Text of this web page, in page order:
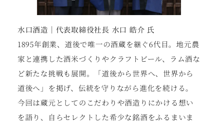
水口酒造｜代表取締役社長 水口 皓介 氏
1895年創業、道後で唯一の酒蔵を継ぐ6代目。地元農
家と連携した酒米づくりやクラフトビール、ラム酒な
ど新たな挑戦も展開。「道後から世界へ、世界から
道後へ」を掲げ、伝統を守りながら進化を続ける。
今回は蔵元としてのこだわりや酒造りにかける想い
を語り、自らセレクトした希少な銘酒をふるまいま